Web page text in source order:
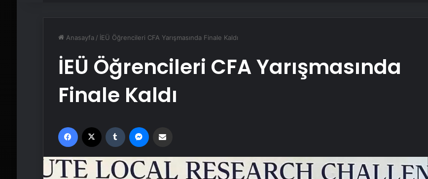
Anasayfa / İEÜ Öğrencileri CFA Yarışmasında Finale Kaldı
İEÜ Öğrencileri CFA Yarışmasında
Finale Kaldı
Facebook Tumblr